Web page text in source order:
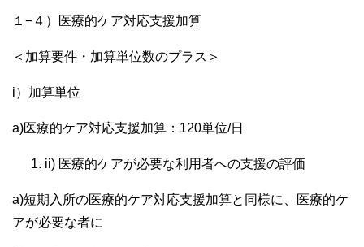
１−４）医療的ケア対応支援加算
＜加算要件・加算単位数のプラス＞
i）加算単位
a)医療的ケア対応支援加算：120単位/日
ii) 医療的ケアが必要な利用者への支援の評価
a)短期入所の医療的ケア対応支援加算と同様に、医療的ケ
アが必要な者に